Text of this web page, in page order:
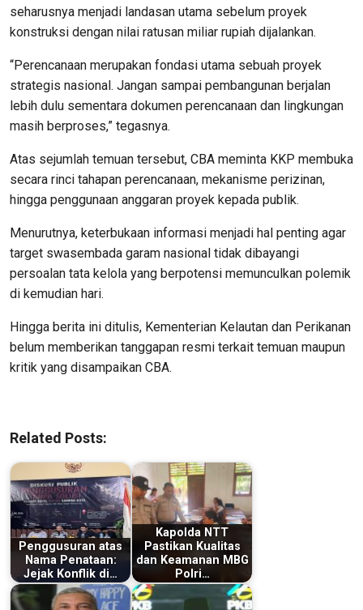
seharusnya menjadi landasan utama sebelum proyek
konstruksi dengan nilai ratusan miliar rupiah dijalankan.
“Perencanaan merupakan fondasi utama sebuah proyek
strategis nasional. Jangan sampai pembangunan berjalan
lebih dulu sementara dokumen perencanaan dan lingkungan
masih berproses,” tegasnya.
Atas sejumlah temuan tersebut, CBA meminta KKP membuka
secara rinci tahapan perencanaan, mekanisme perizinan,
hingga penggunaan anggaran proyek kepada publik.
Menurutnya, keterbukaan informasi menjadi hal penting agar
target swasembada garam nasional tidak dibayangi
persoalan tata kelola yang berpotensi memunculkan polemik
di kemudian hari.
Hingga berita ini ditulis, Kementerian Kelautan dan Perikanan
belum memberikan tanggapan resmi terkait temuan maupun
kritik yang disampaikan CBA.
Related Posts:
Penggusuran atas
Nama Penataan:
Jejak Konflik di…
Kapolda NTT
Pastikan Kualitas
dan Keamanan MBG
Polri…